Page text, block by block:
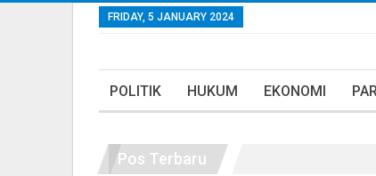
FRIDAY, 5 JANUARY 2024
POLITIK HUKUM EKONOMI
Pos Terbaru